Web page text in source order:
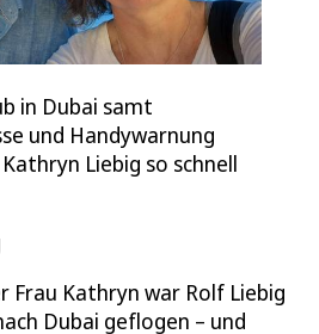
in Dubai samt
und Handywarnung
Liebig so schnell
Frau Kathryn war Rolf Liebig
Dubai geflogen – und